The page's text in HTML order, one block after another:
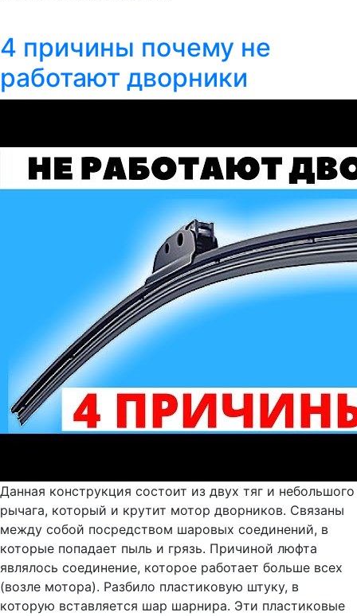
4 причины почему не
работают дворники
Данная конструкция состоит из двух тяг и небольшого
рычага, который и крутит мотор дворников. Связаны
между собой посредством шаровых соединений, в
которые попадает пыль и грязь. Причиной люфта
являлось соединение, которое работает больше всех
(возле мотора). Разбило пластиковую штуку, в
которую вставляется шар шарнира. Эти пластиковые